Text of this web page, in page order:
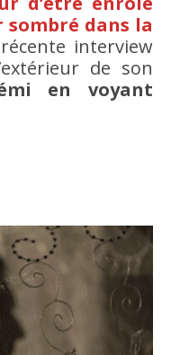
sombré dans la
interview
de son
en voyant